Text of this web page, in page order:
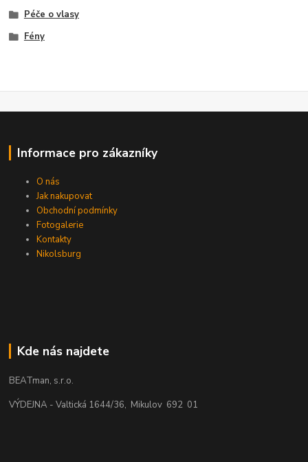
Péče o vlasy
Fény
Informace pro zákazníky
O nás
Jak nakupovat
Obchodní podmínky
Fotogalerie
Kontakty
Nikolsburg
Kde nás najdete
BEATman, s.r.o.
VÝDEJNA - Valtická 1644/36, Mikulov 692 01